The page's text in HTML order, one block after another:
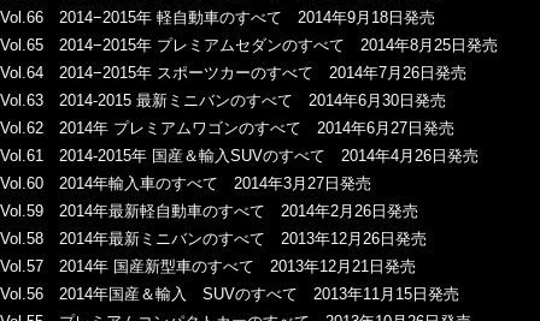
Vol.66 2014−2015年 軽自動車のすべて 2014年9月18日発売
Vol.65 2014−2015年 プレミアムセダンのすべて 2014年8月25日発売
Vol.64 2014−2015年 スポーツカーのすべて 2014年7月26日発売
Vol.63 2014-2015 最新ミニバンのすべて 2014年6月30日発売
Vol.62 2014年 プレミアムワゴンのすべて 2014年6月27日発売
Vol.61 2014-2015年 国産＆輸入SUVのすべて 2014年4月26日発売
Vol.60 2014年輸入車のすべて 2014年3月27日発売
Vol.59 2014年最新軽自動車のすべて 2014年2月26日発売
Vol.58 2014年最新ミニバンのすべて 2013年12月26日発売
Vol.57 2014年 国産新型車のすべて 2013年12月21日発売
Vol.56 2014年国産＆輸入 SUVのすべて 2013年11月15日発売